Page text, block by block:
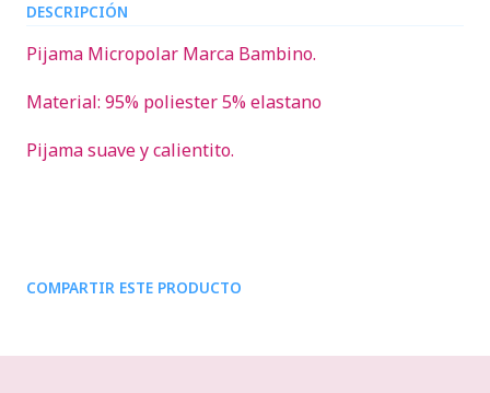
DESCRIPCIÓN
Pijama Micropolar Marca Bambino.
Material: 95% poliester 5% elastano
Pijama suave y calientito.
COMPARTIR ESTE PRODUCTO